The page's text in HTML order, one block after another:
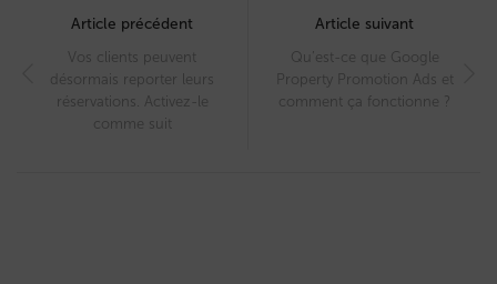
navigation
Article précédent
Vos clients peuvent
désormais reporter leurs
réservations. Activez-le
comme suit
Article suivant
Qu’est-ce que Google
Property Promotion Ads et
comment ça fonctionne ?